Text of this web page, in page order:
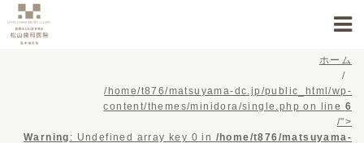
ホーム
/home/t876/matsuyama-dc.jp/public_html/wp-
content/themes/minidora/single.php on line 6
/">
Warning : Undefined array key 0 in /home/t876/matsuyama-